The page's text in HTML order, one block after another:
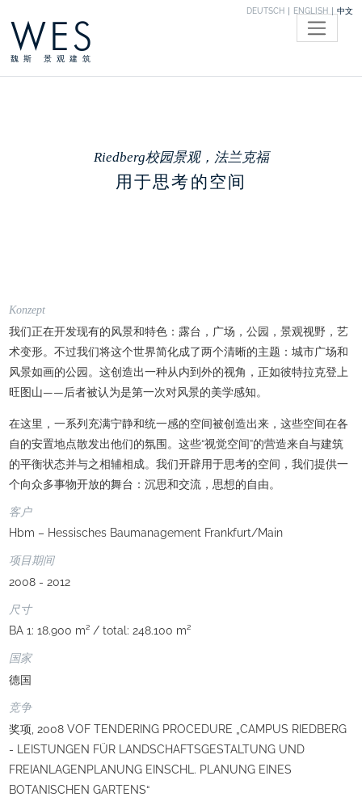
DEUTSCH ENGLISH 中文
WES
魏斯 景观建筑
Riedberg校园景观，法兰克福
用于思考的空间
Konzept
我们正在开发现有的风景和特色：露台，广场，公园，景观视野，艺
术变形。不过我们将这个世界简化成了两个清晰的主题：城市广场和
风景如画的公园。这创造出一种从内到外的视角，正如彼特拉克登上
旺图山——后者被认为是第一次对风景的美学感知。
在这里，一系列充满宁静和统一感的空间被创造出来，这些空间在各
自的安置地点散发出他们的氛围。这些“视觉空间”的营造来自与建筑
的平衡状态并与之相辅相成。我们开辟用于思考的空间，我们提供一
个向众多事物开放的舞台：沉思和交流，思想的自由。
客户
Hbm – Hessisches Baumanagement Frankfurt/Main
项目期间
2008 - 2012
尺寸
BA 1: 18.900 m² / total: 248.100 m²
国家
德国
竞争
奖项, 2008 VOF TENDERING PROCEDURE „CAMPUS RIEDBERG
- LEISTUNGEN FÜR LANDSCHAFTSGESTALTUNG UND
FREIANLAGENPLANUNG EINSCHL. PLANUNG EINES
BOTANISCHEN GARTENS“